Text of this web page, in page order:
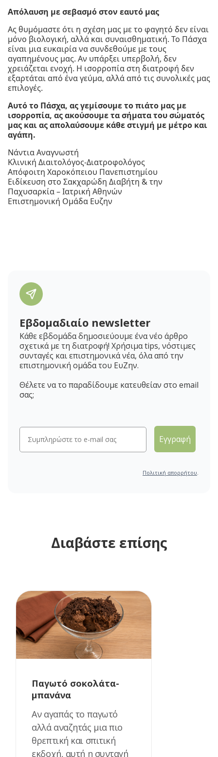
Απόλαυση με σεβασμό στον εαυτό μας
Ας θυμόμαστε ότι η σχέση μας με το φαγητό δεν είναι
μόνο βιολογική, αλλά και συναισθηματική. Το Πάσχα
είναι μια ευκαιρία να συνδεθούμε με τους
αγαπημένους μας. Αν υπάρξει υπερβολή, δεν
χρειάζεται ενοχή. Η ισορροπία στη διατροφή δεν
εξαρτάται από ένα γεύμα, αλλά από τις συνολικές μας
επιλογές.
Αυτό το Πάσχα, ας γεμίσουμε το πιάτο μας με
ισορροπία, ας ακούσουμε τα σήματα του σώματός
μας και ας απολαύσουμε κάθε στιγμή με μέτρο και
αγάπη.
Νάντια Αναγνωστή
Κλινική Διαιτολόγος-Διατροφολόγος
Απόφοιτη Χαροκόπειου Πανεπιστημίου
Ειδίκευση στο Σακχαρώδη Διαβήτη & την
Παχυσαρκία – Ιατρική Αθηνών
Επιστημονική Ομάδα Ευζην
Εβδομαδιαίο newsletter
Κάθε εβδομάδα δημοσιεύουμε ένα νέο άρθρο
σχετικά με τη διατροφή! Χρήσιμα tips, νόστιμες
συνταγές και επιστημονικά νέα, όλα από την
επιστημονική ομάδα του ΕυΖην.
Θέλετε να το παραδίδουμε κατευθείαν στο email
σας;
Εγγραφή
Πολιτική απορρήτου.
Διαβάστε επίσης
Παγωτό σοκολάτα-
μπανάνα
Αν αγαπάς το παγωτό
αλλά αναζητάς μια πιο
θρεπτική και σπιτική
εκδοχή, αυτή η συνταγή